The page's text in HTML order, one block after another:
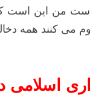
من این است که
می کنند همه